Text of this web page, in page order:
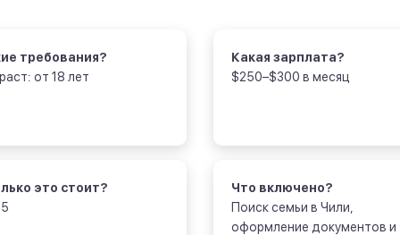
требования?
от 18 лет
Какая зарплата?
$250–$300 в месяц
это стоит?
Что включено?
Поиск семьи в Чили,
оформление документов и